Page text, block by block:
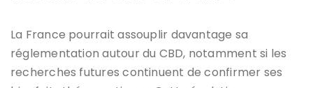
La France pourrait assouplir davantage sa
réglementation autour du CBD, notamment si les
recherches futures continuent de confirmer ses